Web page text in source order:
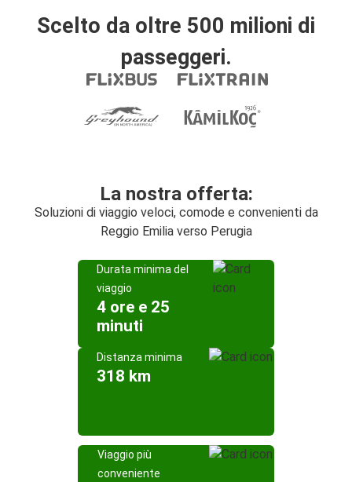
Scelto da oltre 500 milioni di
passeggeri.
La nostra offerta:
Soluzioni di viaggio veloci, comode e convenienti da
Reggio Emilia verso Perugia
Durata minima del
viaggio
4 ore e 25
minuti
Distanza minima
318 km
Viaggio più
conveniente